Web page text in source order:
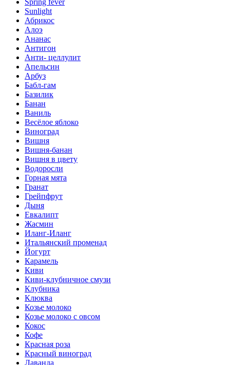
Spring fever
Sunlight
Абрикос
Алоэ
Ананас
Антигон
Анти- целлулит
Апельсин
Арбуз
Бабл-гам
Базилик
Банан
Ваниль
Весёлое яблоко
Виноград
Вишня
Вишня-банан
Вишня в цвету
Водоросли
Горная мята
Гранат
Грейпфрут
Дыня
Евкалипт
Жасмин
Иланг-Иланг
Итальянский променад
Йогурт
Карамель
Киви
Киви-клубничное смузи
Клубника
Клюква
Козье молоко
Козье молоко с овсом
Кокос
Кофе
Красная роза
Красный виноград
Лаванда